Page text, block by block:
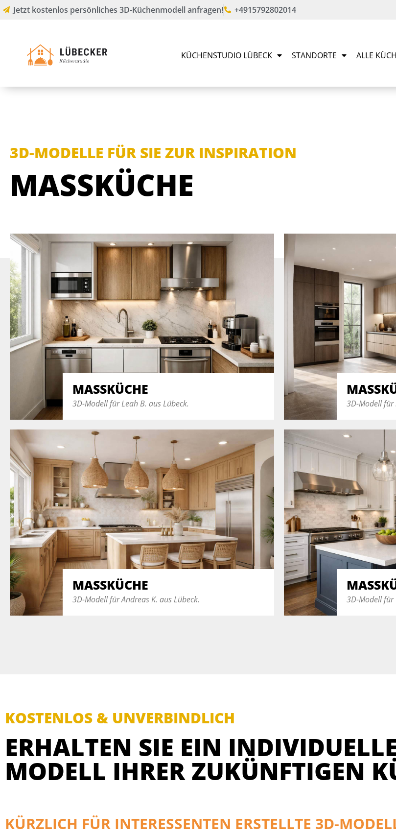
Jetzt kostenlos persönliches 3D-Küchenmodell anfragen! +4915792802014
KÜCHENSTUDIO LÜBECK STANDORTE ALLE
3D-MODELLE FÜR SIE ZUR INSPIRATION
MASSKÜCHE
MASSKÜCHE
3D-Modell für Leah B. aus Lübeck. 3D-Modell für
MASSKÜCHE
3D-Modell für Andreas K. aus Lübeck. 3D-Modell für
KOSTENLOS & UNVERBINDLICH
ERHALTEN SIE EIN
MODELL IHRER ZUKÜNFTIGEN
KÜRZLICH FÜR INTERESSENTEN ERSTELLTE 3D-